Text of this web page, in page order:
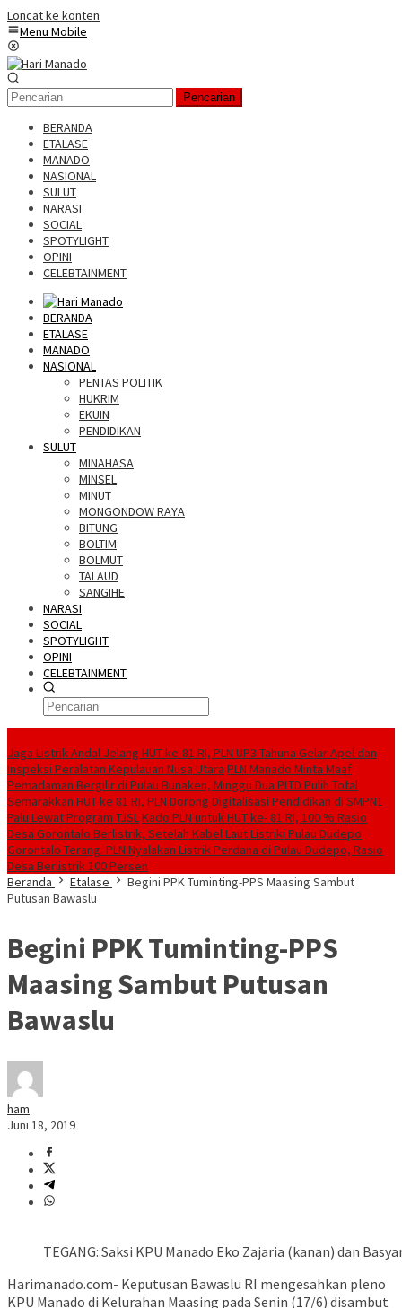
Loncat ke konten
Menu Mobile
Pencarian
BERANDA
ETALASE
MANADO
NASIONAL
SULUT
NARASI
SOCIAL
SPOTYLIGHT
OPINI
CELEBTAINMENT
BERANDA
ETALASE
MANADO
NASIONAL
PENTAS POLITIK
HUKRIM
EKUIN
PENDIDIKAN
SULUT
MINAHASA
MINSEL
MINUT
MONGONDOW RAYA
BITUNG
BOLTIM
BOLMUT
TALAUD
SANGIHE
NARASI
SOCIAL
SPOTYLIGHT
OPINI
CELEBTAINMENT
Jaga Listrik Andal Jelang HUT ke-81 RI, PLN UP3 Tahuna Gelar Apel dan
Inspeksi Peralatan Kepulauan Nusa Utara PLN Manado Minta Maaf
Pemadaman Bergilir di Pulau Bunaken, Minggu Dua PLTD Pulih Total
Semarakkan HUT ke 81 RI, PLN Dorong Digitalisasi Pendidikan di SMPN1
Palu Lewat Program TJSLKado PLN untuk HUT ke- 81 RI, 100 % Rasio
Desa Gorontalo Berlistrik, Setelah Kabel Laut Listriki Pulau Dudepo
Gorontalo Terang. PLN Nyalakan Listrik Perdana di Pulau Dudepo, Rasio
Desa Berlistrik 100 Persen
Beranda
Etalase
Begini PPK Tuminting-PPS Maasing Sambut
Putusan Bawaslu
Begini PPK Tuminting-PPS
Maasing Sambut Putusan
Bawaslu
ham
Juni 18, 2019
TEGANG::Saksi KPU Manado Eko Zajaria (kanan) dan
Harimanado.com- Keputusan Bawaslu RI mengesahkan pleno
KPU Manado di Kelurahan Maasing pada Senin (17/6) disambut